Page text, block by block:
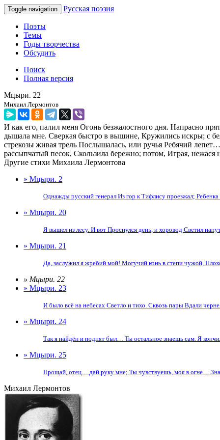
Toggle navigation Русская поэзия
Поэты
Темы
Годы творчества
Обсудить
Поиск
Полная версия
Мцыри. 22
Михаил Лермонтов
И как его, палил меня Огонь безжалостного дня. Напрасно
дышала мне. Сверкая быстро в вышине, Кружились искры; с
стрекозы живая трель Послышалась, или ручья Ребячий
рассыпчатый песок, Скользила бережно; потом, Играя,
Другие стихи Михаила Лермонтова
» Мцыри. 2
Однажды русский генерал Из гор к Тифлису проезжал; Ребенка
» Мцыри. 20
Я вышел из лесу. И вот Проснулся день, и хоровод Светил
» Мцыри. 21
Да, заслужил я жребий мой! Могучий конь в степи чужой,
» Мцыри. 22
» Мцыри. 23
И было всё на небесах Светло и тихо. Сквозь пары Вдали
» Мцыри. 24
Так я найдëн и поднят был… Ты остальное знаешь сам. Я
» Мцыри. 25
Прощай, отец… дай руку мне; Ты чувствуешь, моя в огне…
Михаил Лермонтов